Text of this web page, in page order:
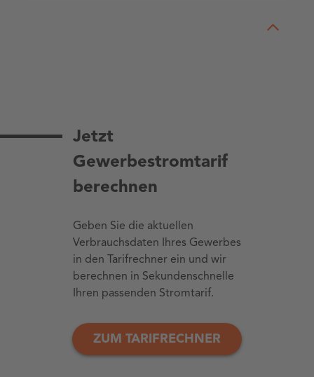
Jetzt
Gewerbestromtarif
berechnen
Geben Sie die aktuellen
Verbrauchsdaten Ihres Gewerbes
in den Tarifrechner ein und wir
berechnen in Sekundenschnelle
Ihren passenden Stromtarif.
ZUM TARIFRECHNER